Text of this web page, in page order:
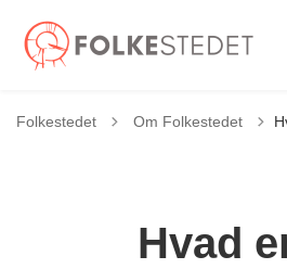
Folkestedet Tilbage til
Om Folkestedet
Hvad